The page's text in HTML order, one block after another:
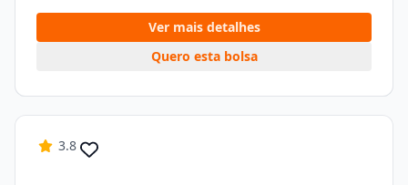
Ver mais detalhes
Quero esta bolsa
3.8